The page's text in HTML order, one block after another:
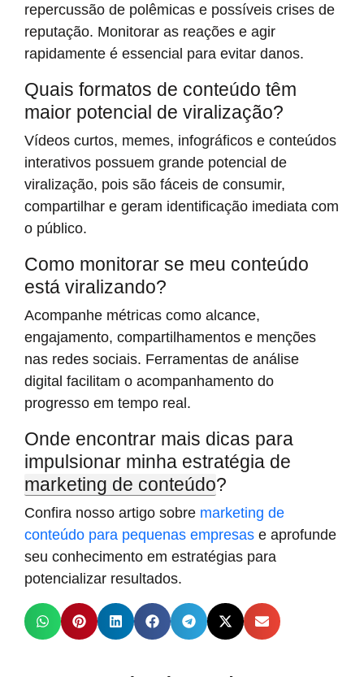
repercussão de polêmicas e possíveis crises de
reputação. Monitorar as reações e agir
rapidamente é essencial para evitar danos.
Quais formatos de conteúdo têm
maior potencial de viralização?
Vídeos curtos, memes, infográficos e conteúdos
interativos possuem grande potencial de
viralização, pois são fáceis de consumir,
compartilhar e geram identificação imediata com
o público.
Como monitorar se meu conteúdo
está viralizando?
Acompanhe métricas como alcance,
engajamento, compartilhamentos e menções
nas redes sociais. Ferramentas de análise
digital facilitam o acompanhamento do
progresso em tempo real.
Onde encontrar mais dicas para
impulsionar minha estratégia de
marketing de conteúdo?
Confira nosso artigo sobre marketing de
conteúdo para pequenas empresas e aprofunde
seu conhecimento em estratégias para
potencializar resultados.